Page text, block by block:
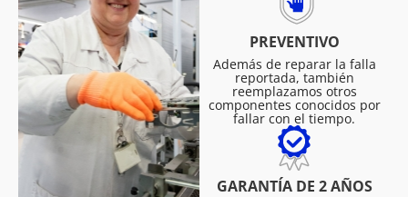
PREVENTIVO
Además de reparar la falla
reportada, también
reemplazamos otros
componentes conocidos por
fallar con el tiempo.
GARANTÍA DE 2 AÑOS